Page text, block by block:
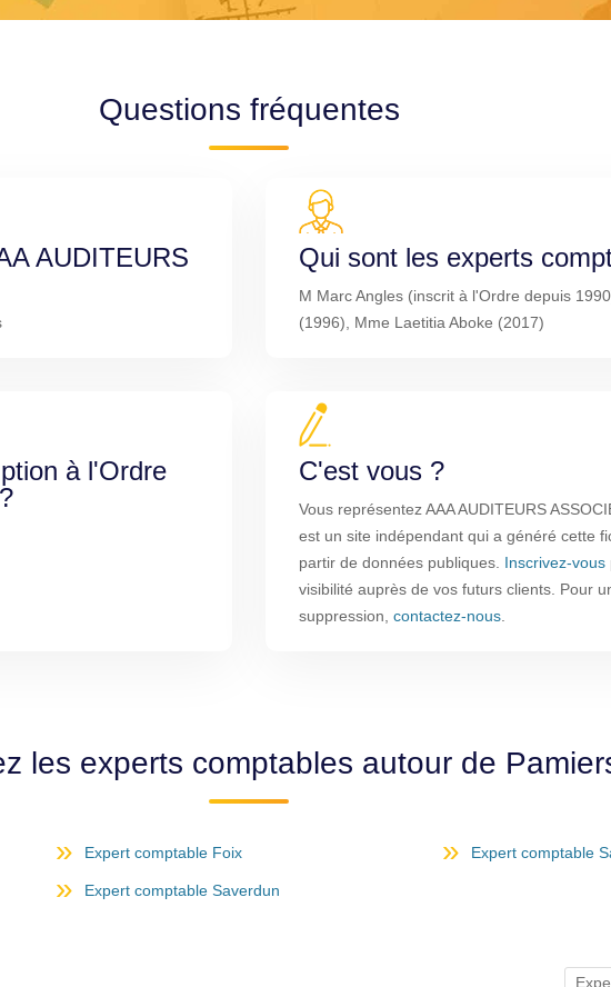
Questions fréquentes
AUDITEURS Qui sont les experts
M Marc Angles (inscrit à l'Ordre depuis
(1996), Mme Laetitia Aboke (2017)
à l'Ordre
C'est vous ?
Vous représentez AAA AUDITEURS
est un site indépendant qui a généré cette
partir de données publiques. Inscrivez-vous
visibilité auprès de vos futurs clients. Pour
suppression, contactez-nous
les experts comptables autour de
Expert comptable Foix Expert comptable
Expert comptable Saverdun